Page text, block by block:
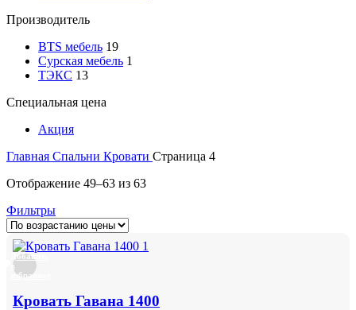
Производитель
BTS мебель 19
Сурская мебель 1
ТЭКС 13
Специальная цена
Акция
Главная Спальни Кровати Страница 4
Отображение 49–63 из 63
Фильтры
Добавить
в
избранное
Кровать Гавана 1400